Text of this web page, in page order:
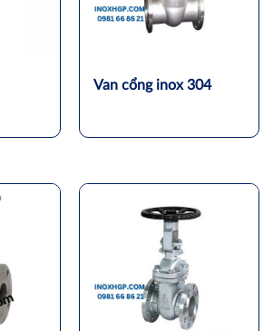
Van cổng inox 304